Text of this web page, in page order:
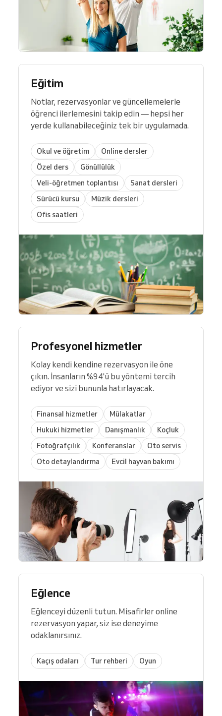
Eğitim
Notlar, rezervasyonlar ve güncellemelerle
öğrenci ilerlemesini takip edin — hepsi her
yerde kullanabileceğiniz tek bir uygulamada.
Okul ve öğretim
Online dersler
Özel ders
Gönüllülük
Veli-öğretmen toplantısı
Sanat dersleri
Sürücü kursu
Müzik dersleri
Ofis saatleri
Profesyonel hizmetler
Kolay kendi kendine rezervasyon ile öne
çıkın. İnsanların %94'ü bu yöntemi tercih
ediyor ve sizi bununla hatırlayacak.
Finansal hizmetler
Mülakatlar
Hukuki hizmetler
Danışmanlık
Koçluk
Fotoğrafçılık
Konferanslar
Oto servis
Oto detaylandırma
Evcil hayvan bakımı
Eğlence
Eğlenceyi düzenli tutun. Misafirler online
rezervasyon yapar, siz ise deneyime
odaklanırsınız.
Kaçış odaları Tur rehberi Oyun